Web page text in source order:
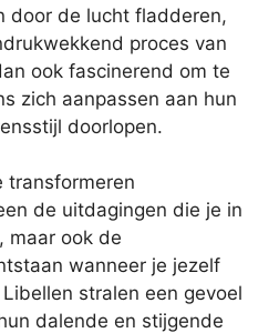
door de lucht fladderen,
proces van
ook fascinerend om te
zich aanpassen aan hun
doorlopen.
transformeren
de uitdagingen die je in
maar ook de
wanneer je jezelf
stralen een gevoel
dalende en stijgende